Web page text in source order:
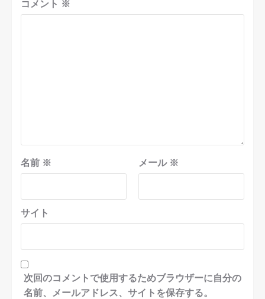
コメント ※
名前 ※ メール ※
サイト
次回のコメントで使用するためブラウザーに自分の
名前、メールアドレス、サイトを保存する。